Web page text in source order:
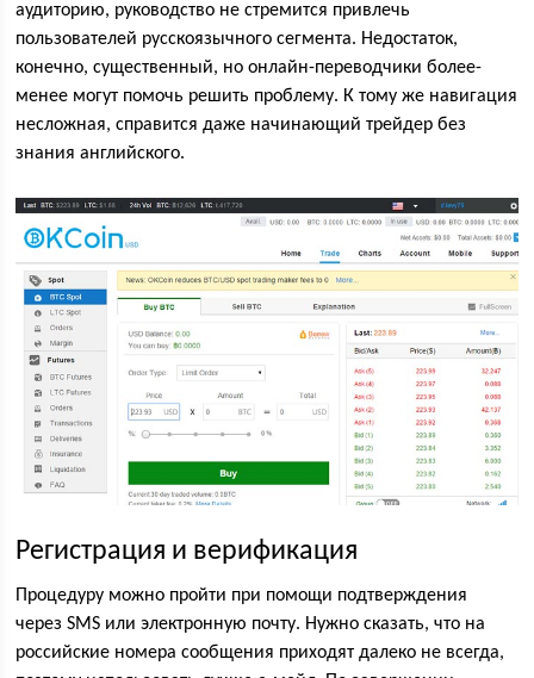
аудиторию, руководство не стремится привлечь
пользователей русскоязычного сегмента. Недостаток,
конечно, существенный, но онлайн-переводчики более-
менее могут помочь решить проблему. К тому же навигация
несложная, справится даже начинающий трейдер без
знания английского.
Регистрация и верификация
Процедуру можно пройти при помощи подтверждения
через SMS или электронную почту. Нужно сказать, что на
российские номера сообщения приходят далеко не всегда,